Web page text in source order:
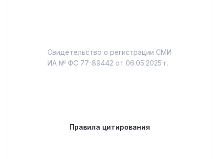
Свидетельство о регистрации СМИ
ИА № ФС 77-89442 от 06.05.2025 г.
Правила цитирования